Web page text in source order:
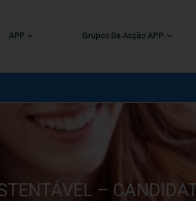
APP Grupos De Acção APP
–